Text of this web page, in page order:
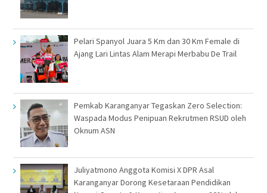
Pelari Spanyol Juara 5 Km dan 30 Km Female di
Ajang Lari Lintas Alam Merapi Merbabu De Trail
Pemkab Karanganyar Tegaskan Zero Selection:
Waspada Modus Penipuan Rekrutmen RSUD oleh
Oknum ASN
Juliyatmono Anggota Komisi X DPR Asal
Karanganyar Dorong Kesetaraan Pendidikan